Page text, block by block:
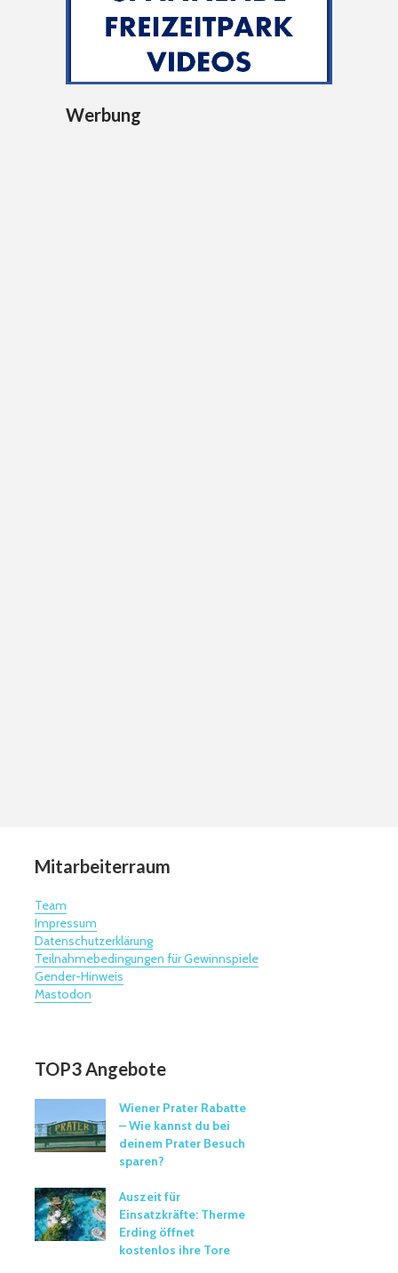
Werbung
Mitarbeiterraum
Team
Impressum
Datenschutzerklärung
Teilnahmebedingungen für Gewinnspiele
Gender-Hinweis
Mastodon
TOP3 Angebote
Wiener Prater Rabatte
– Wie kannst du bei
deinem Prater Besuch
sparen?
Auszeit für
Einsatzkräfte: Therme
Erding öffnet
kostenlos ihre Tore